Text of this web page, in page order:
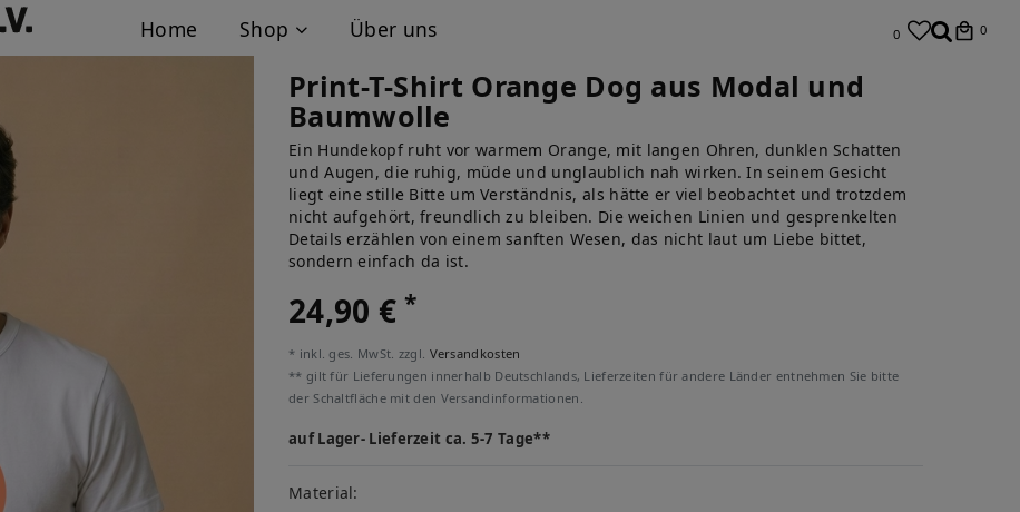
Home Shop Über uns 0 0
Print-T-Shirt Orange Dog aus Modal und
Baumwolle
Ein Hundekopf ruht vor warmem Orange, mit langen Ohren, dunklen Schatten
und Augen, die ruhig, müde und unglaublich nah wirken. In seinem Gesicht
liegt eine stille Bitte um Verständnis, als hätte er viel beobachtet und trotzdem
nicht aufgehört, freundlich zu bleiben. Die weichen Linien und gesprenkelten
Details erzählen von einem sanften Wesen, das nicht laut um Liebe bittet,
sondern einfach da ist.
24,90 €*
* inkl. ges. MwSt. zzgl. Versandkosten
** gilt für Lieferungen innerhalb Deutschlands, Lieferzeiten für andere Länder entnehmen Sie bitte
der Schaltfläche mit den Versandinformationen.
auf Lager- Lieferzeit ca. 5-7 Tage**
Material: